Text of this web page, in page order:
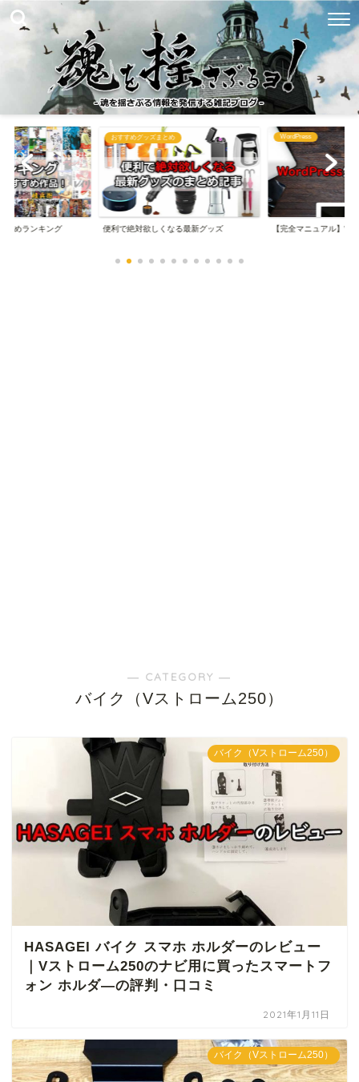
る最新グッズ
WordPress
【完全マニュアル】WordPressの始め方
ブログ関連まとめ
【完全マニュアル】は
― CATEGORY ―
バイク（Vストローム250）
バイク（Vストローム250）
HASAGEI バイク スマホ ホルダーのレビュー
｜Vストローム250のナビ用に買ったスマートフ
ォン ホルダ―の評判・口コミ
2021年1月11日
バイク（Vストローム250）